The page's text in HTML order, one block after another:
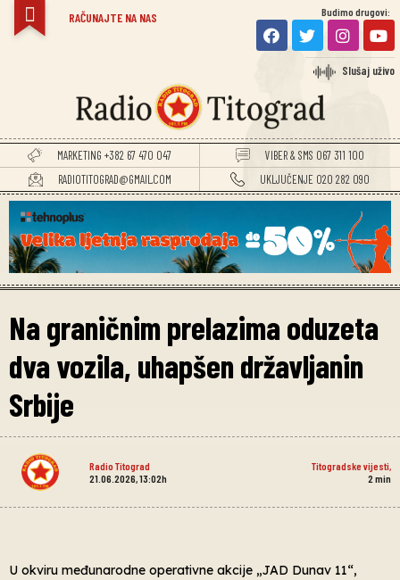
RAČUNAJTE NA NAS Budimo drugovi:
Slušaj uživo
MARKETING +382 67 470 047
VIBER & SMS 067 311 100
RADIOTITOGRAD@GMAIL.COM
UKLJUČENJE 020 282 090
Na graničnim prelazima oduzeta
dva vozila, uhapšen državljanin
Srbije
Radio Titograd Titogradske vijesti
21.06.2026, 13:02h
2 min
U okviru međunarodne operativne akcije „JAD Dunav 11“,